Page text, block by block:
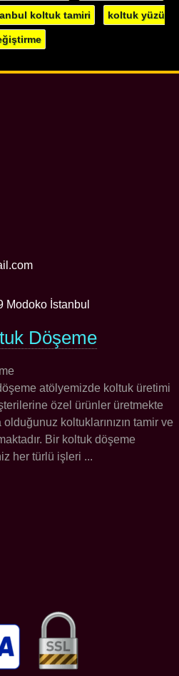
koltuk tamiri koltuk yüzü
Modoko İstanbul
Döşeme
atölyemizde koltuk üretimi
özel ürünler üretmekte
koltuklarınızın tamir ve
Bir koltuk döşeme
her türlü işleri ...